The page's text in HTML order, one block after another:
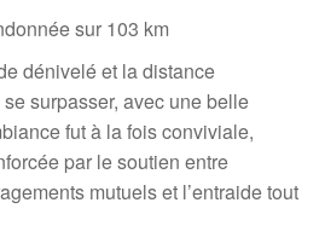
sur 103 km
dénivelé et la distance
surpasser, avec une belle
fut à la fois conviviale,
par le soutien entre
mutuels et l’entraide tout